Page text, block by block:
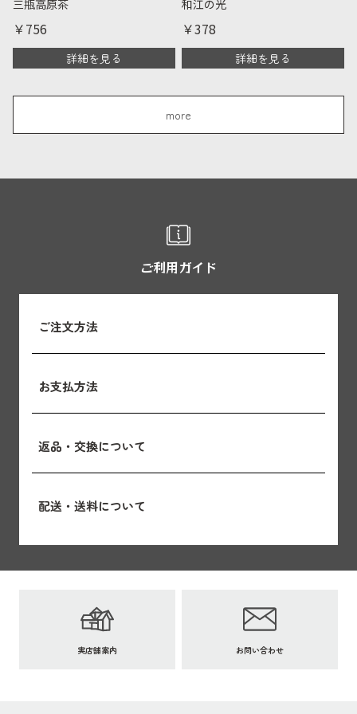
三瓶高原茶
￥756
詳細を見る
和江の光
￥378
詳細を見る
more
ご利用ガイド
ご注文方法
お支払方法
返品・交換について
配送・送料について
実店舗案内 お問い合わせ